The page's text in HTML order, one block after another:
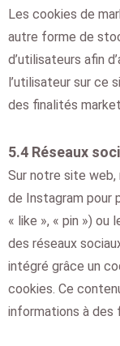
Les cookies de
autre forme de
d’utilisateurs afin
l’utilisateur sur ce
des finalités
5.4 Réseaux
Sur notre site web,
de Instagram pour
« like », « pin ») ou
des réseaux
intégré grâce un
cookies. Ce
informations à des